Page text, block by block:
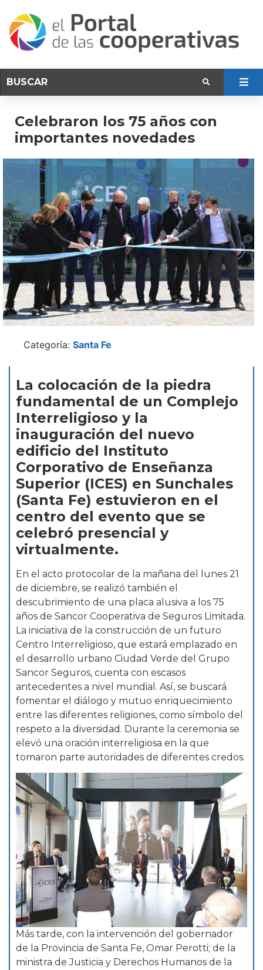
Celebraron los 75 años con
importantes novedades
Categoría: Santa Fe
La colocación de la piedra
fundamental de un Complejo
Interreligioso y la
inauguración del nuevo
edificio del Instituto
Corporativo de Enseñanza
Superior (ICES) en Sunchales
(Santa Fe) estuvieron en el
centro del evento que se
celebró presencial y
virtualmente.
En el acto protocolar de la mañana del lunes 21
de diciembre, se realizó también el
descubrimiento de una placa alusiva a los 75
años de Sancor Cooperativa de Seguros Limitada.
La iniciativa de la construcción de un futuro
Centro Interreligioso, que estará emplazado en
el desarrollo urbano Ciudad Verde del Grupo
Sancor Seguros, cuenta con escasos
antecedentes a nivel mundial. Así, se buscará
fomentar el diálogo y mutuo enriquecimiento
entre las diferentes religiones, como símbolo del
respeto a la diversidad. Durante la ceremonia se
elevó una oración interreligiosa en la que
tomaron parte autoridades de diferentes credos.
Más tarde, con la intervención del gobernador
de la Provincia de Santa Fe, Omar Perotti; de la
ministra de Justicia y Derechos Humanos de la